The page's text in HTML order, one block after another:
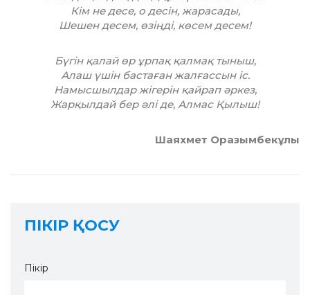
Кім не десе, о десін, жарасады,
Шешен десем, өзіңді, көсем десем!
Бүгін қалай өр ұрпақ қалмақ тыныш,
Алаш үшін бастаған жалғассын іс.
Намысшылдар жігерін қайрап әркез,
Жарқылдай бер әлі де, Алмас Қылыш!
Шаяхмет Оразымбекұлы
ПІКІР ҚОСУ
Пікір